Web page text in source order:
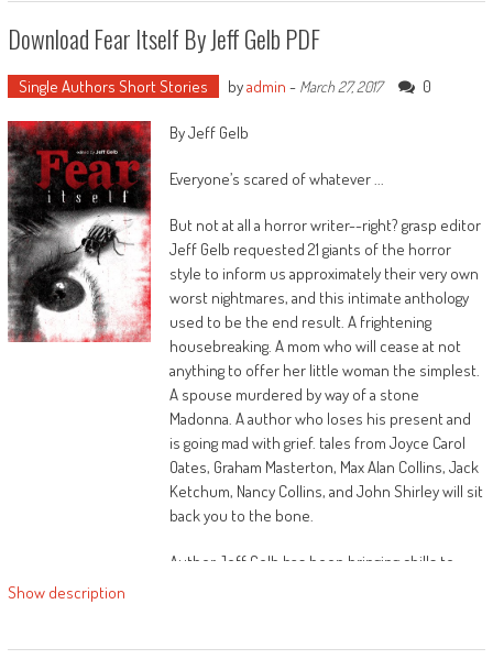
regardless of our age, there's magic and beauty
a twenty-eight day trip to find God-with-us.
take each one people an entire life as we
Download Fear Itself By Jeff Gelb PDF
Single Authors Short Stories byadmin - March 27, 2017 0
By Jeff Gelb
Everyone’s scared of whatever ...
But not at all a horror writer--right? grasp editor
Jeff Gelb requested 21 giants of the horror
style to inform us approximately their very own
worst nightmares, and this intimate anthology
used to be the end result. A frightening
housebreaking. A mom who will cease at not
anything to offer her little woman the simplest.
A spouse murdered by way of a stone
Madonna. A author who loses his present and
is going mad with grief. tales from Joyce Carol
Oates, Graham Masterton, Max Alan Collins, Jack
Ketchum, Nancy Collins, and John Shirley will sit
back you to the bone.
Author Jeff Gelb has been bringing chills to
Show description